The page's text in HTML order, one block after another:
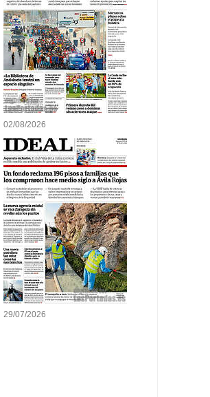
02/08/2026
29/07/2026